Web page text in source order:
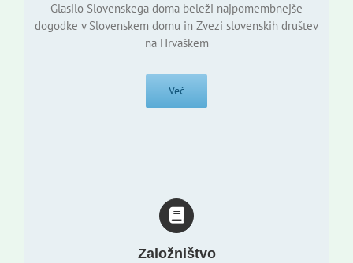
Glasilo Slovenskega doma beleži najpomembnejše
dogodke v Slovenskem domu in Zvezi slovenskih društev
na Hrvaškem
Več
Založništvo